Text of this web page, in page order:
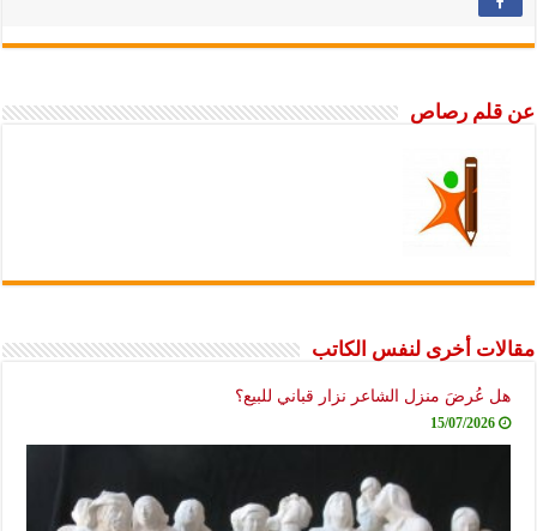
عن قلم رصاص
مقالات أخرى لنفس الكاتب
هل عُرضَ منزل الشاعر نزار قباني للبيع؟
15/07/2026